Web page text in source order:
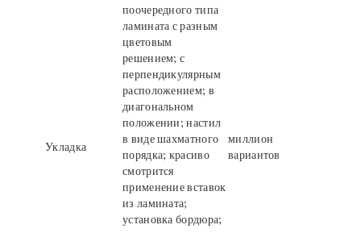
Укладка
поочередного типа
ламината с разным
цветовым
решением; с
перпендикулярным
расположением; в
диагональном
положении; настил
в виде шахматного
порядка; красиво
смотрится
применение вставок
из ламината;
установка бордюра;
миллион
вариантов